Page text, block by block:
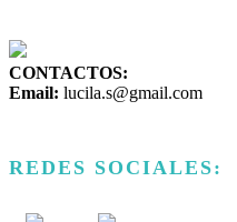
CONTACTOS:
Email: lucila.s@gmail.com
REDES SOCIALES: